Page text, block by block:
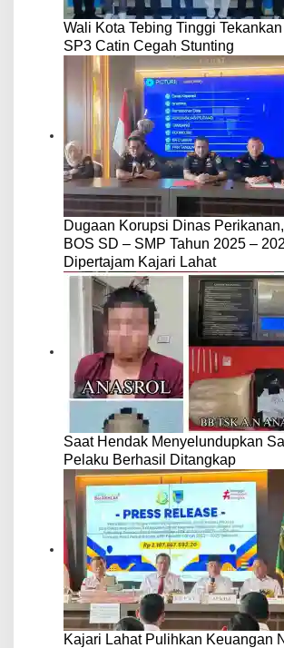
Wali Kota Tebing Tinggi
SP3 Catin Cegah Stunting
Dugaan Korupsi Dinas
BOS SD – SMP Tahun 2025 –
Dipertajam Kajari Lahat
Saat Hendak Menyelundupkan
Pelaku Berhasil Ditangkap
Kajari Lahat Pulihkan Keuangan